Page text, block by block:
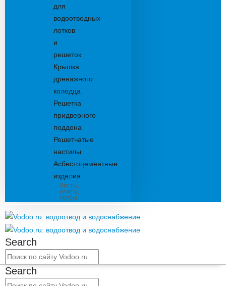
для
водоотводных
лотков
и
решеток
Крышка
дренажного
колодца
Решетка
придверного
поддона
Решетчатые
настилы
Асбестоцементные
изделия
Листы,
плиты,
трубы
Search
Search